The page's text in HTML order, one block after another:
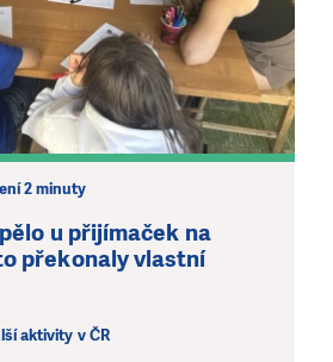
2 minuty
u přijímaček na
překonaly vlastní
aktivity v ČR